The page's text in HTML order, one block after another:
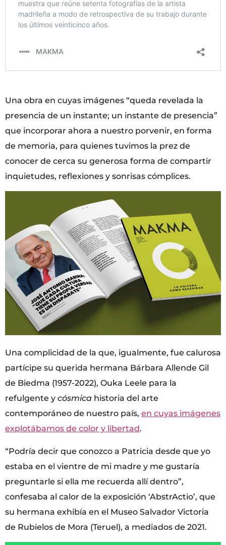
Una obra en cuyas imágenes “queda revelada la
presencia de un instante; un instante de presencia”
que incorporar ahora a nuestro porvenir, en forma
de memoria, para quienes tuvimos la prez de
conocer de cerca su generosa forma de compartir
inquietudes, reflexiones y sonrisas cómplices.
Una complicidad de la que, igualmente, fue calurosa
partícipe su querida hermana Bárbara Allende Gil
de Biedma (1957-2022), Ouka Leele para la
refulgente y cósmica historia del arte
contemporáneo de nuestro país, en cuyas imágenes
explotábamos de color y libertad.
“Podría decir que conozco a Patricia desde que yo
estaba en el vientre de mi madre y me gustaría
preguntarle si ella me recuerda allí dentro”,
confesaba al calor de la exposición ‘AbstrActio’, que
su hermana exhibía en el Museo Salvador Victoria
de Rubielos de Mora (Teruel), a mediados de 2021.